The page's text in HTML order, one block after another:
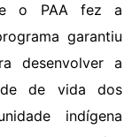
o PAA fez a
garantiu
desenvolver a
de vida dos
indígena